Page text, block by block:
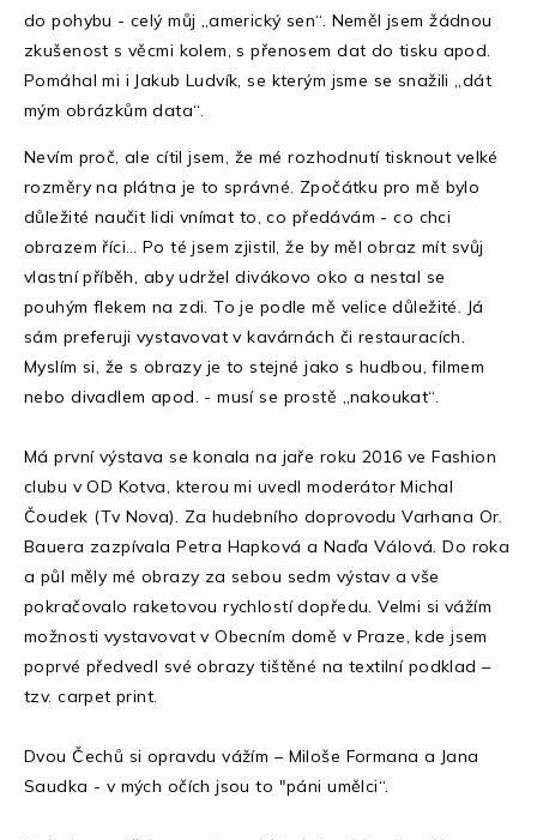
do pohybu - celý můj „americký sen“. Neměl jsem žádnou
zkušenost s věcmi kolem, s přenosem dat do tisku apod.
Pomáhal mi i Jakub Ludvík, se kterým jsme se snažili „dát
mým obrázkům data“.
Nevím proč, ale cítil jsem, že mé rozhodnutí tisknout velké
rozměry na plátna je to správné. Zpočátku pro mě bylo
důležité naučit lidi vnímat to, co předávám - co chci
obrazem říci… Po té jsem zjistil, že by měl obraz mít svůj
vlastní příběh, aby udržel divákovo oko a nestal se
pouhým flekem na zdi. To je podle mě velice důležité. Já
sám preferuji vystavovat v kavárnách či restauracích.
Myslím si, že s obrazy je to stejné jako s hudbou, filmem
nebo divadlem apod. - musí se prostě „nakoukat“.
Má první výstava se konala na jaře roku 2016 ve Fashion
clubu v OD Kotva, kterou mi uvedl moderátor Michal
Čoudek (Tv Nova). Za hudebního doprovodu Varhana Or.
Bauera zazpívala Petra Hapková a Naďa Válová. Do roka
a půl měly mé obrazy za sebou sedm výstav a vše
pokračovalo raketovou rychlostí dopředu. Velmi si vážím
možnosti vystavovat v Obecním domě v Praze, kde jsem
poprvé předvedl své obrazy tištěné na textilní podklad –
tzv. carpet print.
Dvou Čechů si opravdu vážím – Miloše Formana a Jana
Saudka - v mých očích jsou to "páni umělci“.